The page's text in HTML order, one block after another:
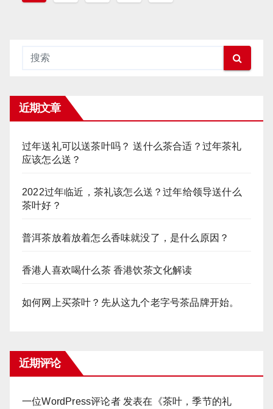
页
近期文章
过年送礼可以送茶叶吗？ 送什么茶合适？过年茶礼
应该怎么送？
2022过年临近，茶礼该怎么送？过年给领导送什么
茶叶好？
普洱茶放着放着怎么香味就没了，是什么原因？
香港人喜欢喝什么茶 香港饮茶文化解读
如何网上买茶叶？先从这九个老字号茶品牌开始。
近期评论
一位WordPress评论者发表在《茶叶，季节的礼